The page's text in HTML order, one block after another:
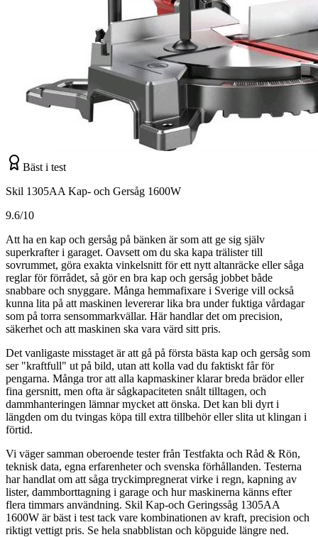
Bäst i test
Skil 1305AA Kap- och Gersåg 1600W
9.6/10
Att ha en kap och gersåg på bänken är som att ge sig själv
superkrafter i garaget. Oavsett om du ska kapa trälister till
sovrummet, göra exakta vinkelsnitt för ett nytt altanräcke eller såga
reglar för förrådet, så gör en bra kap och gersåg jobbet både
snabbare och snyggare. Många hemmafixare i Sverige vill också
kunna lita på att maskinen levererar lika bra under fuktiga vårdagar
som på torra sensommarkvällar. Här handlar det om precision,
säkerhet och att maskinen ska vara värd sitt pris.
Det vanligaste misstaget är att gå på första bästa kap och gersåg som
ser "kraftfull" ut på bild, utan att kolla vad du faktiskt får för
pengarna. Många tror att alla kapmaskiner klarar breda brädor eller
fina gersnitt, men ofta är sågkapaciteten snålt tilltagen, och
dammhanteringen lämnar mycket att önska. Det kan bli dyrt i
längden om du tvingas köpa till extra tillbehör eller slita ut klingan i
förtid.
Vi väger samman oberoende tester från Testfakta och Råd & Rön,
teknisk data, egna erfarenheter och svenska förhållanden. Testerna
har handlat om att såga tryckimpregnerat virke i regn, kapning av
lister, dammborttagning i garage och hur maskinerna känns efter
flera timmars användning. Skil Kap-och Geringssåg 1305AA
1600W är bäst i test tack vare kombinationen av kraft, precision och
riktigt vettigt pris. Se hela snabblistan och köpguide längre ned.